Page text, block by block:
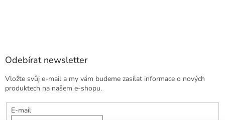
Odebírat newsletter
Vložte svůj e-mail a my vám budeme zasílat informace o nových
produktech na našem e-shopu.
E-mail